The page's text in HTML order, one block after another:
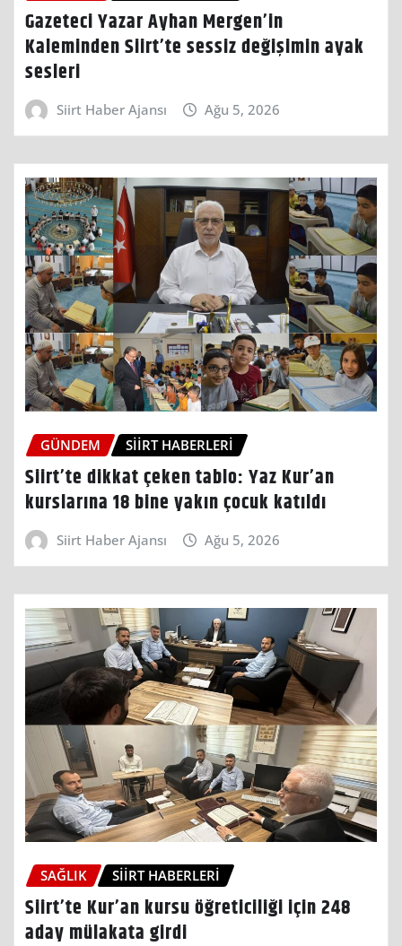
Gazeteci Yazar Ayhan Mergen’in
Kaleminden Siirt’te sessiz değişimin ayak
sesleri
Siirt Haber Ajansı Ağu 5, 2026
GÜNDEM SIIRT HABERLERI
Siirt’te dikkat çeken tablo: Yaz Kur’an
kurslarına 18 bine yakın çocuk katıldı
Siirt Haber Ajansı Ağu 5, 2026
SAĞLIK SIIRT HABERLERI
Siirt’te Kur’an kursu öğreticiliği için 248
aday mülakata girdi